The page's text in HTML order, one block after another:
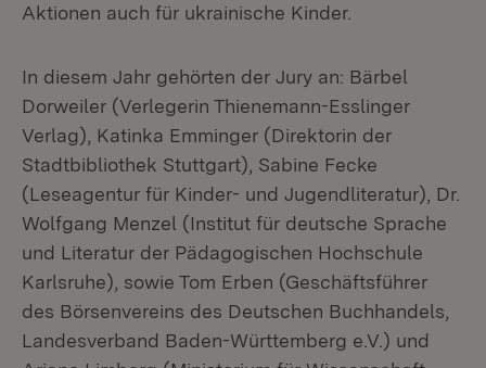
Aktionen auch für ukrainische Kinder.
In diesem Jahr gehörten der Jury an: Bärbel
Dorweiler (Verlegerin Thienemann-Esslinger
Verlag), Katinka Emminger (Direktorin der
Stadtbibliothek Stuttgart), Sabine Fecke
(Leseagentur für Kinder- und Jugendliteratur), Dr.
Wolfgang Menzel (Institut für deutsche Sprache
und Literatur der Pädagogischen Hochschule
Karlsruhe), sowie Tom Erben (Geschäftsführer
des Börsenvereins des Deutschen Buchhandels,
Landesverband Baden-Württemberg e.V.) und